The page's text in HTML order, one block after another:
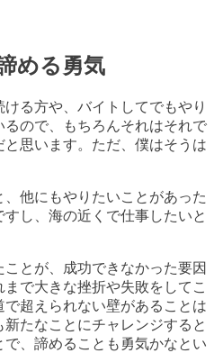
める勇気
る方や、バイトしてでもやり
ので、もちろんそれはそれで
思います。ただ、僕はそうは
、他にもやりたいことがあった
し、海の近くで仕事したいと
とが、成功できなかった要因
で大きな挫折や失敗をしてこ
超えられない壁があることは
たなことにチャレンジすると
、諦めることも勇気かなとい